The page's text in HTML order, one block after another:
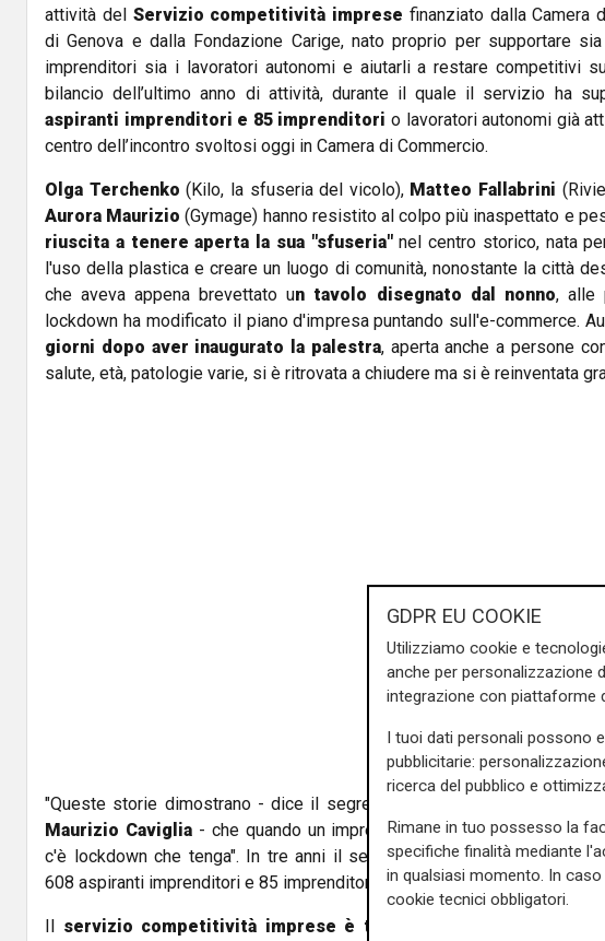
attività del Servizio competitività imprese finanziato dalla Camera
di Genova e dalla Fondazione Carige, nato proprio per supportare
imprenditori sia i lavoratori autonomi e aiutarli a restare competitivi
bilancio dell’ultimo anno di attività, durante il quale il servizio ha
aspiranti imprenditori e 85 imprenditori o lavoratori autonomi già
centro dell’incontro svoltosi oggi in Camera di Commercio.
Olga Terchenko (Kilo, la sfuseria del vicolo), Matteo Fallabrini
Aurora Maurizio (Gymage) hanno resistito al colpo più inaspettato e
riuscita a tenere aperta la sua "sfuseria"nel centro storico, nata
l'uso della plastica e creare un luogo di comunità, nonostante la città
che aveva appena brevettato un tavolo disegnato dal nonno, alle
lockdown ha modificato il piano d'impresa puntando sull'e-commerce.
giorni dopo aver inaugurato la palestra, aperta anche a persone
salute, età, patologie varie, si è ritrovata a chiudere ma si è reinventata
"Queste storie dimostrano - dice il segretario generale della Camera di
Maurizio Caviglia- che quando un imprenditore investe sulle proprie
c'è lockdown che tenga". In tre anni il servizio competitività imprese
608 aspiranti imprenditori e 85 imprenditori o lavoratori autonomi già
servizio competitività imprese è totalmente gratuito
GDPR EU COOKIE
Utilizziamo cookie e
anche per personalizzazione
integrazione con piattaforme
I tuoi dati personali possono
pubblicitarie:
ricerca del pubblico e
Rimane in tuo possesso la
specifiche finalità mediante
in qualsiasi momento. In
cookie tecnici obbligatori.